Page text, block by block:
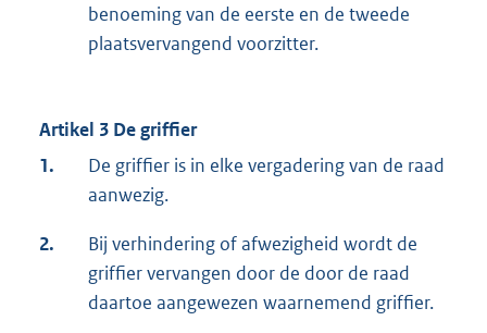
benoeming van de eerste en de tweede
plaatsvervangend voorzitter.
Artikel 3 De griffier
1.
De griffier is in elke vergadering van de raad
aanwezig.
2.
Bij verhindering of afwezigheid wordt de
griffier vervangen door de door de raad
daartoe aangewezen waarnemend griffier.